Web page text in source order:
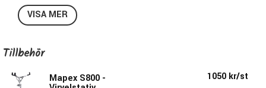
spelkänsla.
och realistiska spelkänslan du kan tänka dig.
tillverkade som en vanlig cymbal får du samma
VISA MER
Tillbehör
Mapex S800 - 1050 kr/st